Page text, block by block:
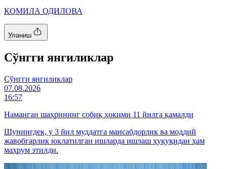
КОМИЛА ОДИЛОВА
Уланиш
Cўнгги янгиликлар
Cўнгги янгиликлар
07.08.2026
16:57
Наманган шаҳрининг собиқ ҳокими 11 йилга қамалди
Шунингдек, у 3 йил муддатга мансабдорлик ва моддий
жавобгарлик юклатилган ишларда ишлаш ҳуқуқидан ҳам
маҳрум этилди.